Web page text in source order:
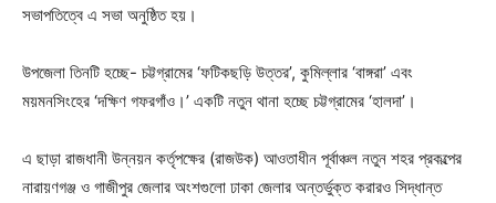
সভাপতিত্বে এ সভা অনুষ্ঠিত হয়।
উপজেলা তিনটি হচ্ছে- চট্টগ্রামের ‘ফটিকছড়ি উত্তর’, কুমিল্লার ‘বাঙ্গরা’ এবং
ময়মনসিংহের ‘দক্ষিণ গফরগাঁও।’ একটি নতুন থানা হচ্ছে চট্টগ্রামের ‘হালদা’।
এ ছাড়া রাজধানী উন্নয়ন কর্তৃপক্ষের (রাজউক) আওতাধীন পূর্বাঞ্চল নতুন শহর প্রকল্পের
নারায়ণগঞ্জ ও গাজীপুর জেলার অংশগুলো ঢাকা জেলার অন্তর্ভুক্ত করারও সিদ্ধান্ত